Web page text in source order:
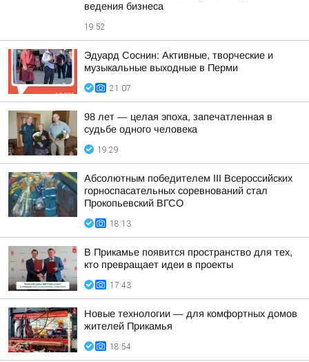
ведения бизнеса
19:52
Эдуард Соснин: Активные, творческие и
музыкальные выходные в Перми
21:07
98 лет — целая эпоха, запечатленная в
судьбе одного человека
19:29
Абсолютным победителем III Всероссийских
горноспасательных соревнований стал
Прокопьевский ВГСО
18:13
В Прикамье появится пространство для тех,
кто превращает идеи в проекты
17:43
Новые технологии — для комфортных домов
жителей Прикамья
18:54